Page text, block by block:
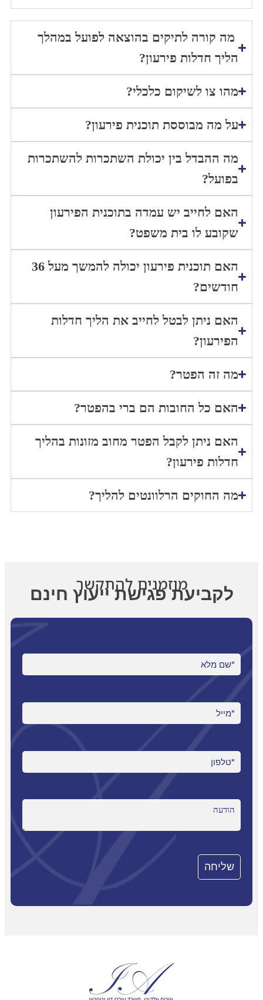
מה קורה לתיקים בהוצאה לפועל במהלך
הליך חדלות פירעון?
מהו צו לשיקום כלכלי?
על מה מבוססת תוכנית פירעון?
מה ההבדל בין יכולת השתכרות להשתכרות
בפועל?
האם לחייב יש עמדה בתוכנית הפירעון
שקובע לו בית משפט?
האם תוכנית פירעון יכולה להמשך מעל 36
חודשים?
האם ניתן לבטל לחייב את הליך חדלות
הפירעון?
מה זה הפטר?
האם כל החובות הם ברי בהפטר?
האם ניתן לקבל הפטר מחוב מזונות בהליך
חדלות פירעון?
מה החוקים הרלוונטים להליך?
מוזמנים להתקשר
לקביעת פגישת ייעוץ חינם